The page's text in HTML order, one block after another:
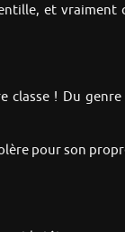
et
! Du genre
pour son